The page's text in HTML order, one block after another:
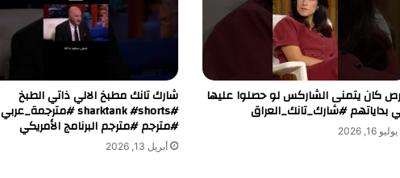
كان يتمنى الشاركس لو حصلوا عليها
بداياتهم #شارك_تانك_العراق
يوليو 16, 2026
شارك تانك مطبخ الالي ذاتي الطبخ
#sharktank #shorts #مترجمة_عربي
#مترجم #مترجم البرنامج الأمريكي
أبريل 13, 2026